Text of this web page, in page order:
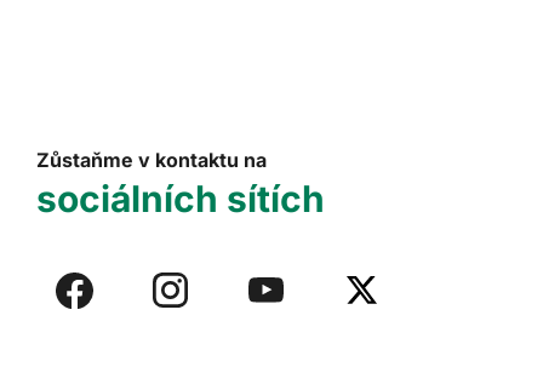
Zůstaňme v kontaktu na
sociálních sítích